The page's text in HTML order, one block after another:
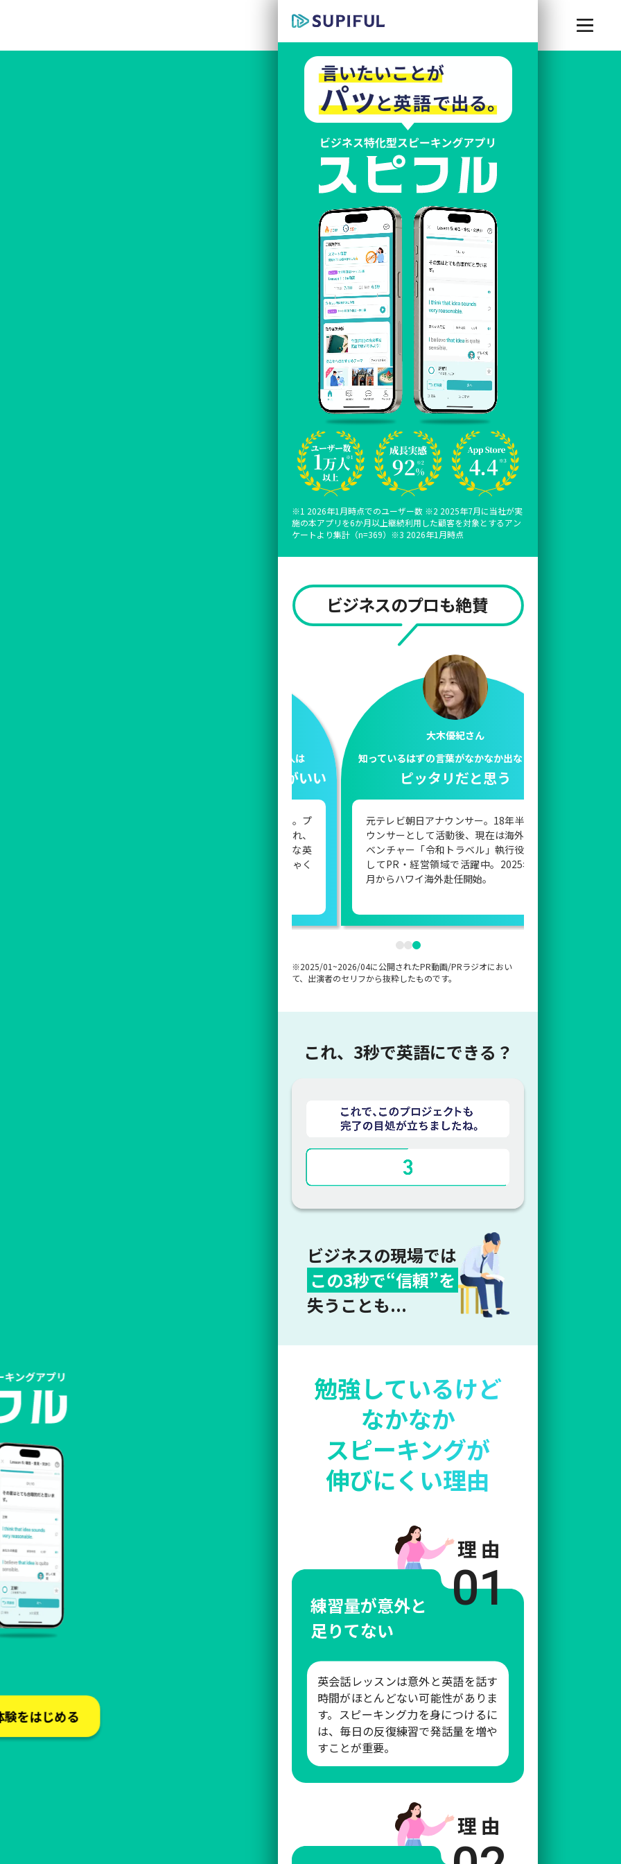
※1 2026年1月時点でのユーザー数 ※2 2025年7月に当社が実
施の本アプリを6か月以上継続利用した顧客を対象とするアン
ケートより集計（n=369）※3 2026年1月時点
ビジネスのプロも絶賛
大木優紀さん
知っているはずの言葉がなかなか出ない方に
ピッタリだと思う
元テレビ朝日アナウンサー。18年半アナ
ウンサーとして活動後、現在は海外旅行
ベンチャー「令和トラベル」執行役員と
してPR・経営領域で活躍中。2025年10
月からハワイ海外赴任開始。
※2025/01~2026/04に公開されたPR動画/PRラジオにおい
て、出演者のセリフから抜粋したものです。
これ、3秒で英語にできる？
ビジネスの現場では
この3秒で“信頼”を
失うことも...
勉強しているけど
なかなか
スピーキングが
伸びにくい理由
理 由
01
練習量が意外と
足りてない
英会話レッスンは意外と英語を話す
時間がほとんどない可能性がありま
す。スピーキング力を身につけるに
は、毎日の反復練習で発話量を増や
すことが重要。
理 由
をはじめる